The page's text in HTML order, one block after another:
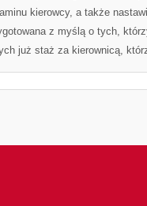
kierowcy, a także
z myślą o tych,
już staż za kierownicą,